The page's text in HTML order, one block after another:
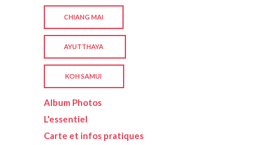
CHIANG MAI
AYUTTHAYA
KOH SAMUI
Album Photos
L'essentiel
Carte et infos pratiques